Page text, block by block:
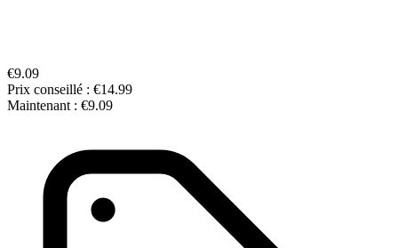
€9.09
Prix conseillé : €14.99
Maintenant : €9.09